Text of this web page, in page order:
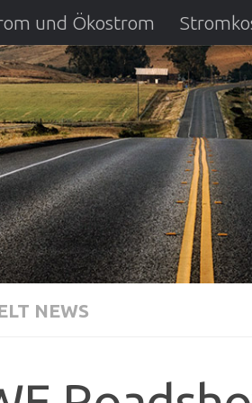
und Ökostrom
DSL
NEWS